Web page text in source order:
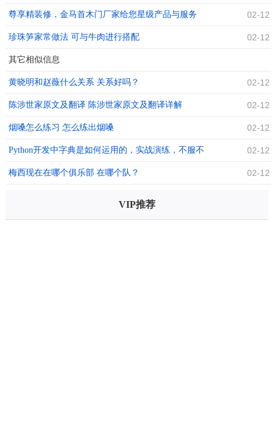
尊享精装修，金马首木门厂家给您星级产品与服务 02-12
珍珠笋家常做法 可与牛肉进行搭配 02-12
其它相似信息
黄晓明和赵薇什么关系 关系好吗？ 02-12
陈涉世家原文及翻译 陈涉世家原文及翻译详解 02-12
烟嗓怎么练习 怎么练出烟嗓 02-12
Python开发中字典是如何运用的，实战演练，不服不
行
02-12
梅西现在在哪个俱乐部 在哪个队？ 02-12
VIP推荐